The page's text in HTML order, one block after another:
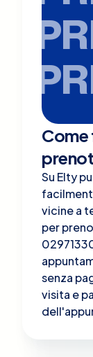
Come
Su Elty
vicine a
per
senza
visita e